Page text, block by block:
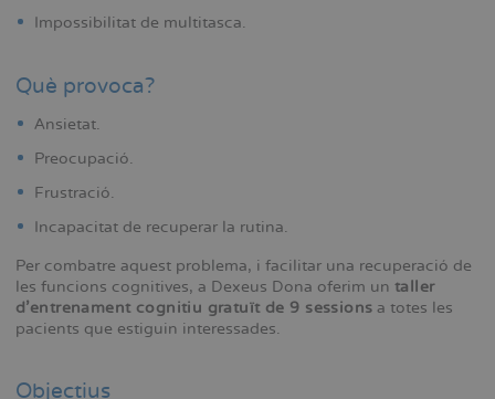
Impossibilitat de multitasca.
Què provoca?
Ansietat.
Preocupació.
Frustració.
Incapacitat de recuperar la rutina.
Per combatre aquest problema, i facilitar una recuperació de
les funcions cognitives, a Dexeus Dona oferim un taller
d’entrenament cognitiu gratuït de 9 sessions a totes les
pacients que estiguin interessades.
Objectius